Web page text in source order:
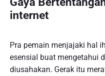
internet
Pra pemain menjajaki hal
esensial buat mengetahui
diusahakan. Gerak itu